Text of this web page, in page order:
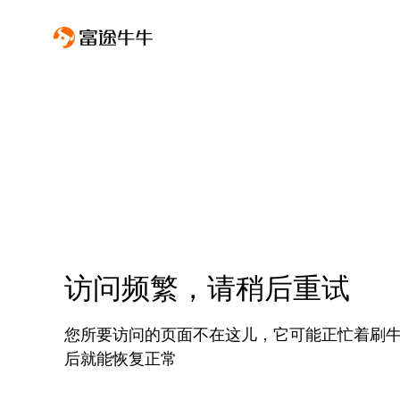
访问频繁，请稍后重试
您所要访问的页面不在这儿，它可能正忙着刷
后就能恢复正常